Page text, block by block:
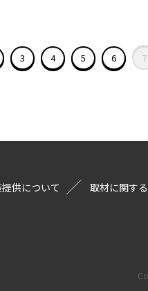
3 4 5 6 7
供について 取材に関す